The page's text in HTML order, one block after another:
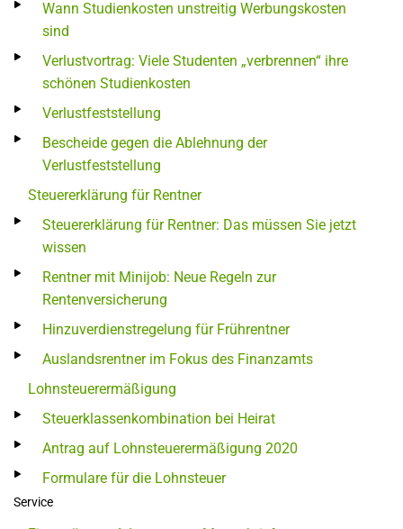
Wann Studienkosten unstreitig Werbungskosten
sind
Verlustvortrag: Viele Studenten „verbrennen“ ihre
schönen Studienkosten
Verlustfeststellung
Bescheide gegen die Ablehnung der
Verlustfeststellung
Steuererklärung für Rentner
Steuererklärung für Rentner: Das müssen Sie jetzt
wissen
Rentner mit Minijob: Neue Regeln zur
Rentenversicherung
Hinzuverdienstregelung für Frührentner
Auslandsrentner im Fokus des Finanzamts
Lohnsteuerermäßigung
Steuerklassenkombination bei Heirat
Antrag auf Lohnsteuerermäßigung 2020
Formulare für die Lohnsteuer
Service